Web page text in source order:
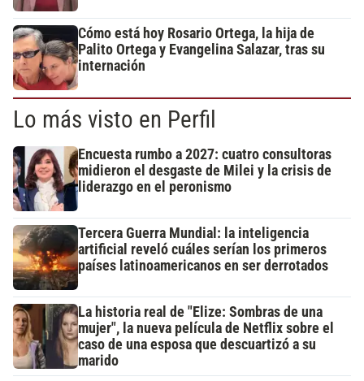
Cómo está hoy Rosario Ortega, la hija de
Palito Ortega y Evangelina Salazar, tras su
internación
Lo más visto en Perfil
Encuesta rumbo a 2027: cuatro consultoras
midieron el desgaste de Milei y la crisis de
liderazgo en el peronismo
Tercera Guerra Mundial: la inteligencia
artificial reveló cuáles serían los primeros
países latinoamericanos en ser derrotados
La historia real de "Elize: Sombras de una
mujer", la nueva película de Netflix sobre el
caso de una esposa que descuartizó a su
marido